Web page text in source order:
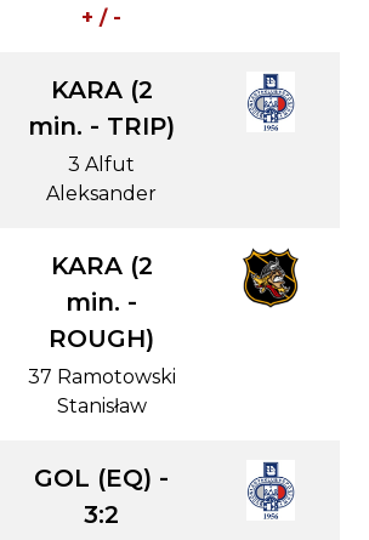
+ / -
KARA (2
min. - TRIP)
3 Alfut
Aleksander
KARA (2
min. -
ROUGH)
37 Ramotowski
Stanisław
GOL (EQ) -
3:2